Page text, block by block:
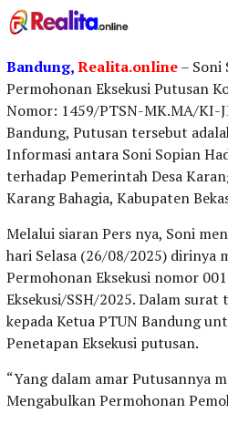
Bandung,Realita.online– Soni
Permohonan Eksekusi Putusan
Nomor: 1459/PTSN-MK.MA/KI-
Bandung, Putusan tersebut
Informasi antara Soni Sopian
terhadap Pemerintah Desa
Karang Bahagia, Kabupaten
Melalui siaran Pers nya, Soni
hari Selasa (26/08/2025) dirinya
Permohonan Eksekusi nomor
Eksekusi/SSH/2025. Dalam
kepada Ketua PTUN Bandung
Penetapan Eksekusi putusan.
“Yang dalam amar Putusannya
Mengabulkan Permohonan